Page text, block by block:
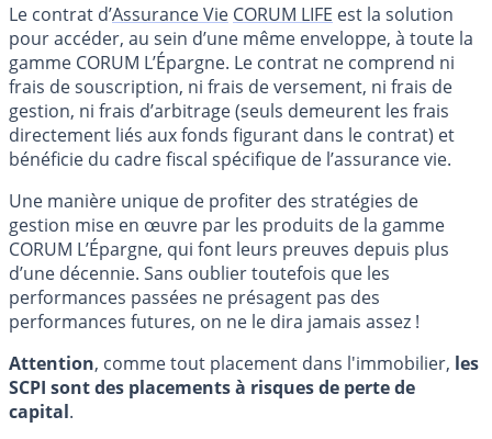
Le contrat d’Assurance Vie CORUM LIFE est la solution
pour accéder, au sein d’une même enveloppe, à toute la
gamme CORUM L’Épargne. Le contrat ne comprend ni
frais de souscription, ni frais de versement, ni frais de
gestion, ni frais d’arbitrage (seuls demeurent les frais
directement liés aux fonds figurant dans le contrat) et
bénéficie du cadre fiscal spécifique de l’assurance vie.
Une manière unique de profiter des stratégies de
gestion mise en œuvre par les produits de la gamme
CORUM L’Épargne, qui font leurs preuves depuis plus
d’une décennie. Sans oublier toutefois que les
performances passées ne présagent pas des
performances futures, on ne le dira jamais assez !
Attention, comme tout placement dans l'immobilier, les
SCPI sont des placements à risques de perte de
capital.